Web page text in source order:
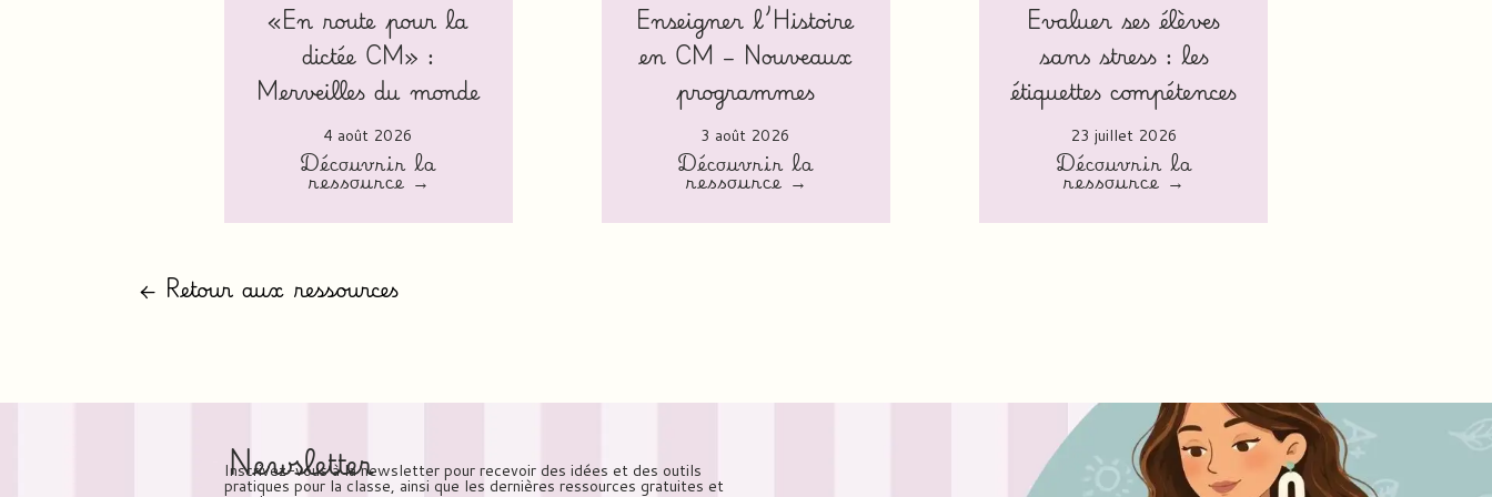
«En route pour la
dictée CM» :
Merveilles du monde
4 août 2026
Découvrir la
ressource →
Enseigner l’Histoire
en CM – Nouveaux
programmes
3 août 2026
Découvrir la
ressource →
Evaluer ses élèves
sans stress : les
étiquettes compétences
23 juillet 2026
Découvrir la
ressource →
← Retour aux ressources
Newsletter
Inscrivez-vous à la newsletter pour recevoir des idées et des outils
pratiques pour la classe, ainsi que les dernières ressources gratuites et